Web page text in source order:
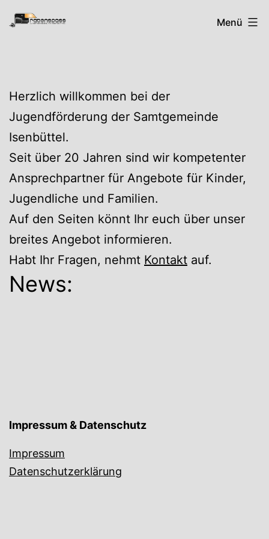
Zum
Inhalt
RabenspassMenü
Herzlich willkommen bei der
Jugendförderung der Samtgemeinde
Isenbüttel.
Seit über 20 Jahren sind wir kompetenter
Ansprechpartner für Angebote für Kinder,
Jugendliche und Familien.
Auf den Seiten könnt Ihr euch über unser
breites Angebot informieren.
Habt Ihr Fragen, nehmt Kontakt auf.
News:
Impressum & Datenschutz
Impressum
Datenschutzerklärung